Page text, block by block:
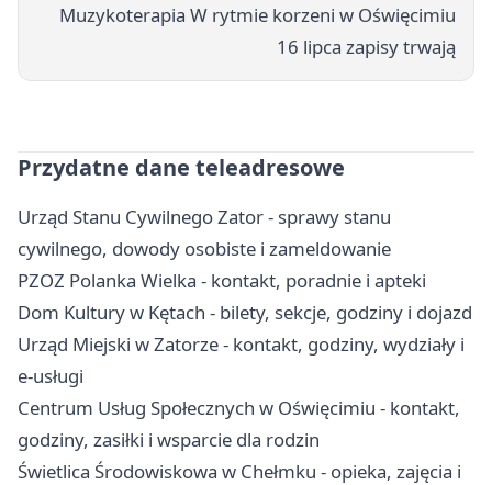
Muzykoterapia W rytmie korzeni w Oświęcimiu
16 lipca zapisy trwają
Przydatne dane teleadresowe
Urząd Stanu Cywilnego Zator - sprawy stanu
cywilnego, dowody osobiste i zameldowanie
PZOZ Polanka Wielka - kontakt, poradnie i apteki
Dom Kultury w Kętach - bilety, sekcje, godziny i dojazd
Urząd Miejski w Zatorze - kontakt, godziny, wydziały i
e-usługi
Centrum Usług Społecznych w Oświęcimiu - kontakt,
godziny, zasiłki i wsparcie dla rodzin
Świetlica Środowiskowa w Chełmku - opieka, zajęcia i